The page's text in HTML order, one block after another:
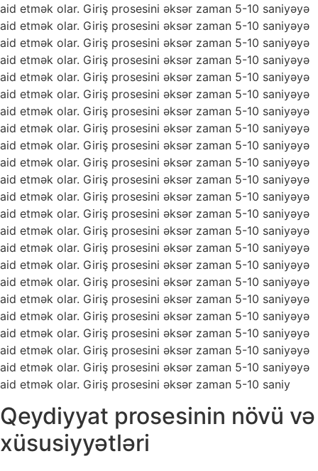
aid etmək olar. Giriş prosesini əksər zaman 5-10 saniyəyə
aid etmək olar. Giriş prosesini əksər zaman 5-10 saniyəyə
aid etmək olar. Giriş prosesini əksər zaman 5-10 saniyəyə
aid etmək olar. Giriş prosesini əksər zaman 5-10 saniyəyə
aid etmək olar. Giriş prosesini əksər zaman 5-10 saniyəyə
aid etmək olar. Giriş prosesini əksər zaman 5-10 saniyəyə
aid etmək olar. Giriş prosesini əksər zaman 5-10 saniyəyə
aid etmək olar. Giriş prosesini əksər zaman 5-10 saniyəyə
aid etmək olar. Giriş prosesini əksər zaman 5-10 saniyəyə
aid etmək olar. Giriş prosesini əksər zaman 5-10 saniyəyə
aid etmək olar. Giriş prosesini əksər zaman 5-10 saniyəyə
aid etmək olar. Giriş prosesini əksər zaman 5-10 saniyəyə
aid etmək olar. Giriş prosesini əksər zaman 5-10 saniyəyə
aid etmək olar. Giriş prosesini əksər zaman 5-10 saniyəyə
aid etmək olar. Giriş prosesini əksər zaman 5-10 saniyəyə
aid etmək olar. Giriş prosesini əksər zaman 5-10 saniyəyə
aid etmək olar. Giriş prosesini əksər zaman 5-10 saniyəyə
aid etmək olar. Giriş prosesini əksər zaman 5-10 saniyəyə
aid etmək olar. Giriş prosesini əksər zaman 5-10 saniyəyə
aid etmək olar. Giriş prosesini əksər zaman 5-10 saniyəyə
aid etmək olar. Giriş prosesini əksər zaman 5-10 saniyəyə
aid etmək olar. Giriş prosesini əksər zaman 5-10 saniyəyə
aid etmək olar. Giriş prosesini əksər zaman 5-10 saniy
Qeydiyyat prosesinin növü və
xüsusiyyətləri